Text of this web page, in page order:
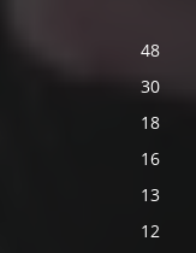
48
30
18
16
13
12